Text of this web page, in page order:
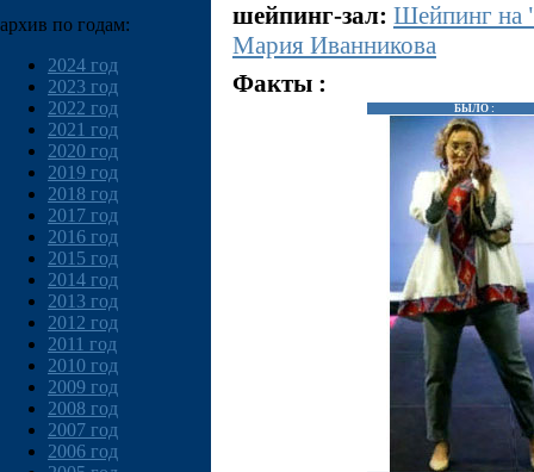
архив по годам:
2024 год
2023 год
2022 год
2021 год
2020 год
2019 год
2018 год
2017 год
2016 год
2015 год
2014 год
2013 год
2012 год
2011 год
2010 год
2009 год
2008 год
2007 год
2006 год
шейпинг-зал: Шейпинг на
Мария Иванникова
Факты :
БЫЛО :